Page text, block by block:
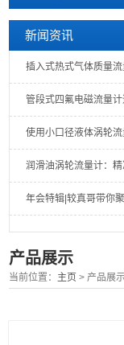
新闻资讯
插入式热式气体质量
管段式四氟电磁流量计
使用小口径液体涡轮
润滑油涡轮流量计：
年会特辑|较真哥带你
产品展示
当前位置： 主页 > 产品展